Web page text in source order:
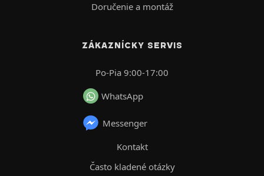
Doručenie a montáž
ZÁKAZNÍCKY SERVIS
Po-Pia 9:00-17:00
WhatsApp
Messenger
Kontakt
Často kladené otázky